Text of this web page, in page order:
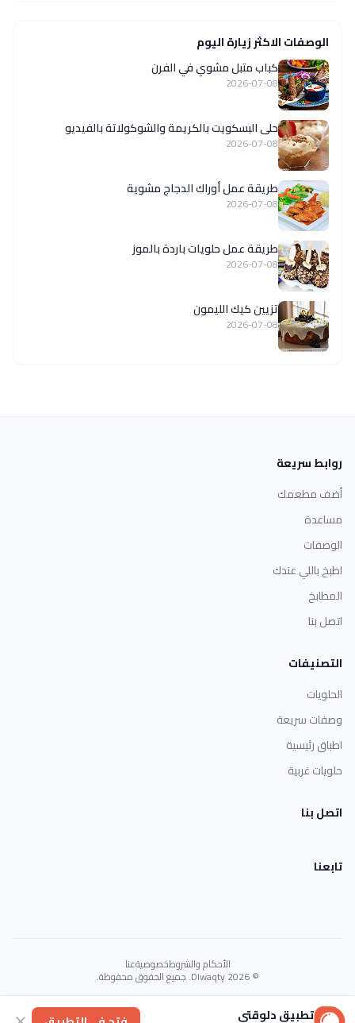
الوصفات الاكثر زيارة اليوم
كباب متبل مشوي في الفرن
2026-07-08
حلى البسكويت بالكريمة والشوكولاتة بالفيديو
2026-07-08
طريقة عمل أوراك الدجاج مشوية
2026-07-08
طريقة عمل حلويات باردة بالموز
2026-07-08
تزيين كيك الليمون
2026-07-08
روابط سريعة
أضف مطعمك
مساعدة
الوصفات
اطبخ باللي عندك
المطابخ
اتصل بنا
التصنيفات
الحلويات
وصفات سريعة
اطباق رئيسية
حلويات غربية
اتصل بنا
تابعنا
الأحكام والشروطخصوصيةعنا
© 2026 Dlwaqty. جميع الحقوق محفوظة.
Powered byGAIT
تطبيق دلوقتي